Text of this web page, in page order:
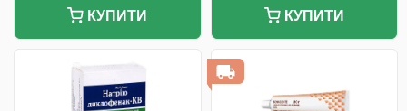
КУПИТИ КУПИТИ